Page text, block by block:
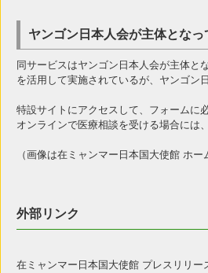
ヤンゴン日本人会が主体とな
同サービスはヤンゴン日本人会が主体と
を活用して実施されているが、ヤンゴン
特設サイトにアクセスして、フォームに
オンラインで医療相談を受ける場合には
（画像は在ミャンマー日本国大使館 ホー
外部リンク
在ミャンマー日本国大使館 プレスリリー